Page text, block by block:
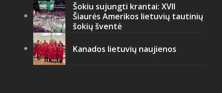
Šokiu sujungti krantai: XVII
Šiaurės Amerikos lietuvių tautinių
šokių šventė
Kanados lietuvių naujienos